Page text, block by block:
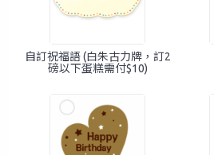
+852
自訂祝福語 (白朱古力牌，訂2
磅以下蛋糕需付$10)